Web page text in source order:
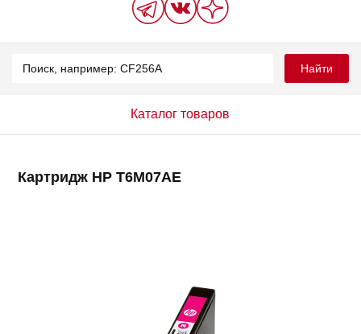
Найти
Каталог товаров
Картридж HP T6M07AE